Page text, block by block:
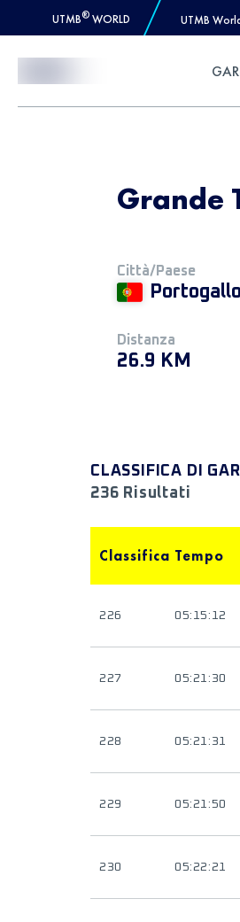
UTMB® WORLD UTMB
Grande
Città/Paese
Portogallo
Distanza
26.9 KM
CLASSIFICA DI
236 Risultati
Classifica Tempo
226 05:15:12
227 05:21:30
228 05:21:31
229 05:21:50
230 05:22:21